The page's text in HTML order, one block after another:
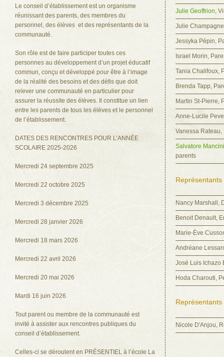
Le conseil d’établissement est un organisme
réunissant des parents, des membres du
personnel, des élèves et des représentants de la
communauté.
Son rôle est de faire participer toutes ces
personnes au développement d’un projet éducatif
commun, conçu et développé pour être à l’image
de la réalité des besoins et des défis que doit
relever une communauté en particulier pour
assurer la réussite des élèves. Il constitue un lien
entre les parents de tous les élèves et le personnel
de l’établissement.
DATES DES RENCONTRES POUR L’ANNÉE
SCOLAIRE 2025-2026
Mercredi 24 septembre 2025
Mercredi 22 octobre 2025
Mercredi 3 décembre 2025
Mercredi 28 janvier 2026
Mercredi 18 mars 2026
Mercredi 22 avril 2026
Mercredi 20 mai 2026
Mardi 16 juin 2026
Tout parent ou membre de la communauté est
invité à assister aux rencontres publiques du
conseil d’établissement.
Celles-ci se déroulent en PRÉSENTIEL à l’école La
Julie Geoffrion,
Julie
Jessyka Pépin,
Israel Morin,
Tania Chalifoux,
Brenda Tapp,
Martin St-Pierre,
Anne-Lucile
Vanessa Rateau,
Salvatore Mancini
parents
Nancy Marshall,
Benoit Denault,
Marie-Ève
Andréane
José Luis Ichazo
Hoda Charouti,
Nicole D'Anjou,